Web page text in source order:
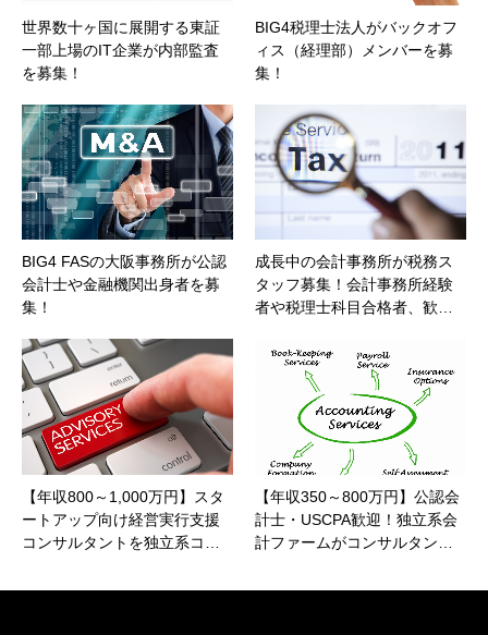
世界数十ヶ国に展開する東証
一部上場のIT企業が内部監査
を募集！
BIG4税理士法人がバックオフ
ィス（経理部）メンバーを募
集！
BIG4 FASの大阪事務所が公認
会計士や金融機関出身者を募
集！
成長中の会計事務所が税務ス
タッフ募集！会計事務所経験
者や税理士科目合格者、歓…
【年収800～1,000万円】スタ
ートアップ向け経営実行支援
コンサルタントを独立系コ…
【年収350～800万円】公認会
計士・USCPA歓迎！独立系会
計ファームがコンサルタン…